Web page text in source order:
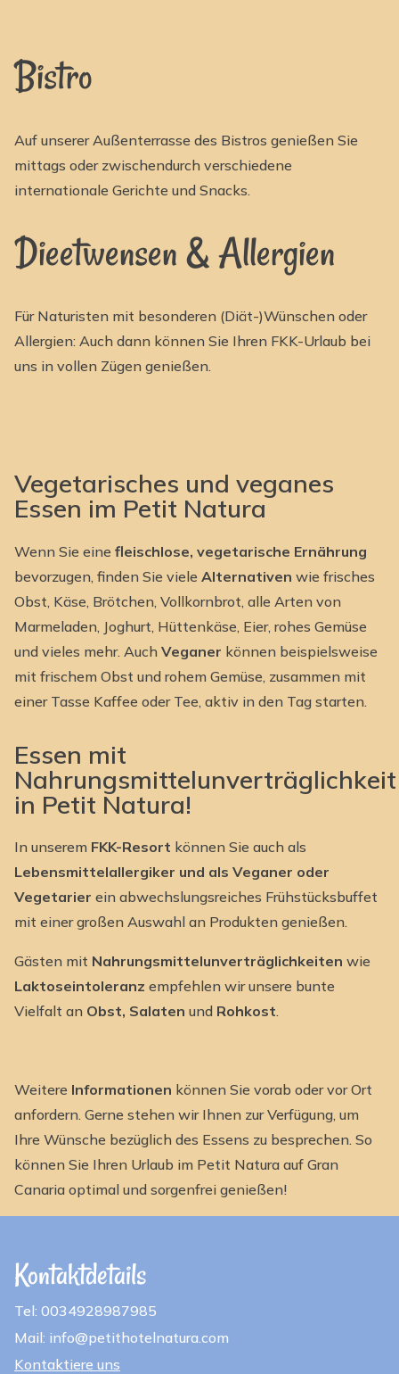
Bistro
Auf unserer Außenterrasse des Bistros genießen Sie
mittags oder zwischendurch verschiedene
internationale Gerichte und Snacks.
Dieetwensen & Allergien
Für Naturisten mit besonderen (Diät-)Wünschen oder
Allergien: Auch dann können Sie Ihren FKK-Urlaub bei
uns in vollen Zügen genießen.
Vegetarisches und veganes
Essen im Petit Natura
Wenn Sie eine fleischlose, vegetarische Ernährung
bevorzugen, finden Sie viele Alternativen wie frisches
Obst, Käse, Brötchen, Vollkornbrot, alle Arten von
Marmeladen, Joghurt, Hüttenkäse, Eier, rohes Gemüse
und vieles mehr. Auch Veganer können beispielsweise
mit frischem Obst und rohem Gemüse, zusammen mit
einer Tasse Kaffee oder Tee, aktiv in den Tag starten.
Essen mit
Nahrungsmittelunverträglichkeit
in Petit Natura!
In unserem FKK-Resort können Sie auch als
Lebensmittelallergiker und als Veganer oder
Vegetarier ein abwechslungsreiches Frühstücksbuffet
mit einer großen Auswahl an Produkten genießen.
Gästen mit Nahrungsmittelunverträglichkeiten wie
Laktoseintoleranz empfehlen wir unsere bunte
Vielfalt an Obst, Salaten und Rohkost.
Weitere Informationen können Sie vorab oder vor Ort
anfordern. Gerne stehen wir Ihnen zur Verfügung, um
Ihre Wünsche bezüglich des Essens zu besprechen. So
können Sie Ihren Urlaub im Petit Natura auf Gran
Canaria optimal und sorgenfrei genießen!
Kontaktdetails
Tel: 0034928987985
Mail: info@petithotelnatura.com
Kontaktiere uns